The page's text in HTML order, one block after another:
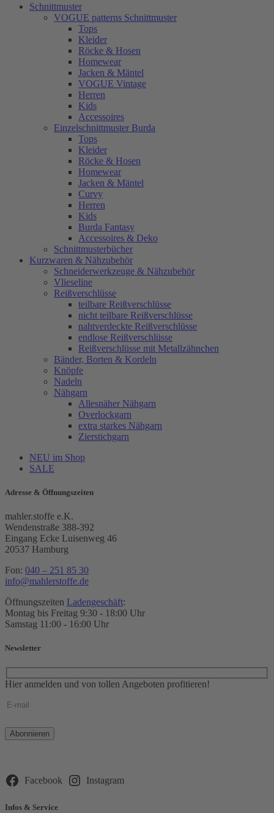
Schnittmuster
VOGUE patterns Schnittmuster
Tops
Kleider
Röcke & Hosen
Homewear
Jacken & Mäntel
VOGUE Vintage
Herren
Kids
Accessoires
Einzelschnittmuster Burda
Tops
Kleider
Röcke & Hosen
Homewear
Jacken & Mäntel
Curvy
Herren
Kids
Burda Fantasy
Accessoires & Deko
Schnittmusterbücher
Kurzwaren & Nähzubehör
Schneiderwerkzeuge & Nähzubehör
Vlieseline
Reißverschlüsse
teilbare Reißverschlüsse
nicht teilbare Reißverschlüsse
nahtverdeckte Reißverschlüsse
endlose Reißverschlüsse
Reißverschlüsse mit Metallzähnchen
Bänder, Borten & Kordeln
Knöpfe
Nadeln
Nähgarn
Allesnäher Nähgarn
Overlockgarn
extra starkes Nähgarn
Zierstichgarn
NEU im Shop
SALE
Adresse & Öffnungszeiten
mahler.stoffe e.K.
Wendenstraße 388-392
Eingang Ecke Luisenweg 46
20537 Hamburg
Fon: 040 – 251 85 30
info@mahlerstoffe.de
Öffnungszeiten Ladengeschäft:
Montag bis Freitag 9:30 - 18:00 Uhr
Samstag 11:00 - 16:00 Uhr
Newsletter
Hier anmelden und von tollen Angeboten profitieren!
Bitte
lasse
leer.
Facebook Instagram
Infos & Service